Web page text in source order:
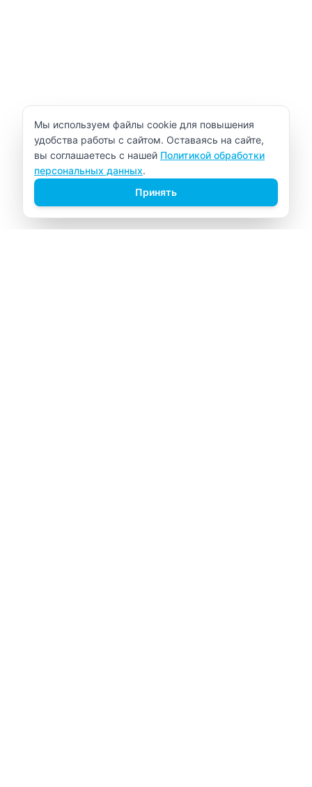
Уведомление об использовании cookie
Мы используем файлы cookie для повышения
удобства работы с сайтом. Оставаясь на сайте,
вы соглашаетесь с нашей Политикой обработки
персональных данных.
Принять